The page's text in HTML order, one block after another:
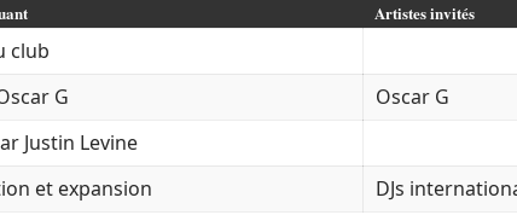
Artistes invités
club
G
Oscar G
Justin Levine
et expansion DJs